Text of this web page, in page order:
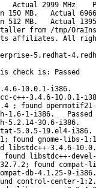
Actual 2999 MHz
150 MB.   Actual
512 MB.   Actual
from /tmp/
its affiliates. All
5,redhat-
check is: Passed
10.0.1-i386.
c++-3.4.6-10.0.1-
; found
1.6-1-i386.   Passed
5.2.14-30.6-i386.
5.0.5-19.el4-i386.
found gnome-libs-
libstdc++-3.4.6-
found libstdc++-
found
db-4.1.25-9-i386.
control-center-